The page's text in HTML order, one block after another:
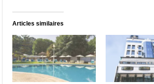
Articles similaires